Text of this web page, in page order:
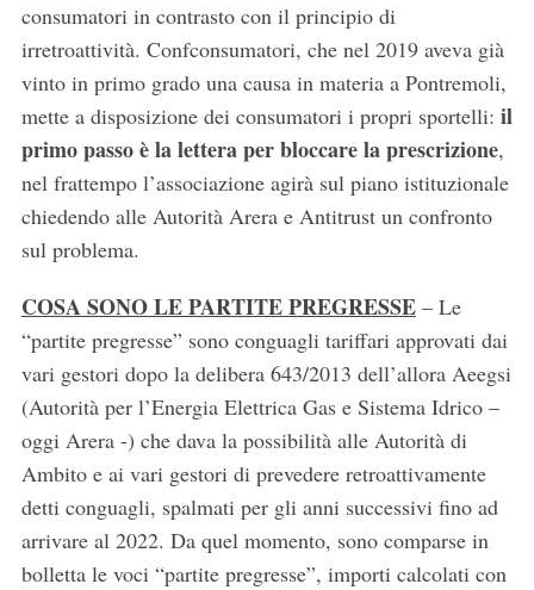
consumatori in contrasto con il principio di
irretroattività. Confconsumatori, che nel 2019 aveva già
vinto in primo grado una causa in materia a Pontremoli,
mette a disposizione dei consumatori i propri sportelli: il
primo passo è la lettera per bloccare la prescrizione,
nel frattempo l’associazione agirà sul piano istituzionale
chiedendo alle Autorità Arera e Antitrust un confronto
sul problema.
COSA SONO LE PARTITE PREGRESSE– Le
“partite pregresse” sono conguagli tariffari approvati dai
vari gestori dopo la delibera 643/2013 dell’allora Aeegsi
(Autorità per l’Energia Elettrica Gas e Sistema Idrico –
oggi Arera -) che dava la possibilità alle Autorità di
Ambito e ai vari gestori di prevedere retroattivamente
detti conguagli, spalmati per gli anni successivi fino ad
arrivare al 2022. Da quel momento, sono comparse in
bolletta le voci “partite pregresse”, importi calcolati con